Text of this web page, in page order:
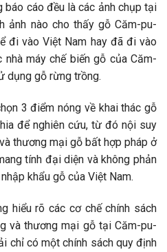
báo cáo đều là các ảnh chụp tại
ảnh nào cho thấy gỗ Căm-pu-
đi vào Việt Nam hay đã đi vào
máy chế biến gỗ của Căm-
dụng gỗ rừng trồng.
3 điểm nóng về khai thác gỗ
để nghiên cứu, từ đó nội suy
thương mại gỗ bất hợp pháp ở
tính đại diện và không phản
khẩu gỗ của Việt Nam.
hiểu rõ các cơ chế chính sách
và thương mại gỗ tại Căm-pu-
chỉ có một chính sách quy định